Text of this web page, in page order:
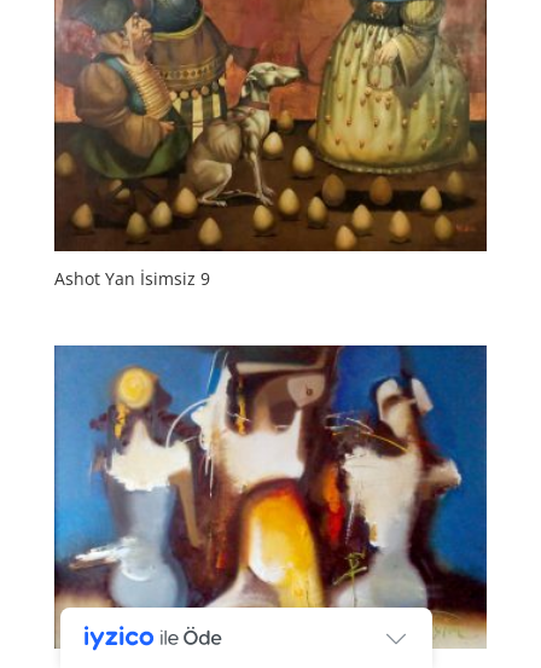
Ashot Yan İsimsiz 9